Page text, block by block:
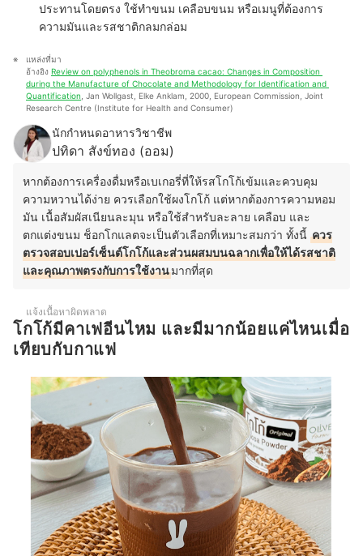
ประทานโดยตรง ใช้ทำขนม เคลือบขนม หรือเมนูที่ต้องการ
ความมันและรสชาติกลมกล่อม
แหล่งที่มา
อ้างอิง Review on polyphenols in Theobroma cacao: Changes in Composition
during the Manufacture of Chocolate and Methodology for Identification and
Quantification , Jan Wollgast, Elke Anklam, 2000, European Commission, Joint
Research Centre (Institute for Health and Consumer)
นักกำหนดอาหารวิชาชีพ
ปทิดา สังข์ทอง (ออม)
หากต้องการเครื่องดื่มหรือเบเกอรี่ที่ให้รสโกโก้เข้มและควบคุม
ความหวานได้ง่าย ควรเลือกใช้ผงโกโก้ แต่หากต้องการความหอม
มัน เนื้อสัมผัสเนียนละมุน หรือใช้สำหรับละลาย เคลือบ และ
ตกแต่งขนม ช็อกโกแลตจะเป็นตัวเลือกที่เหมาะสมกว่า ทั้งนี้ ควร
ตรวจสอบเปอร์เซ็นต์โกโก้และส่วนผสมบนฉลากเพื่อให้ได้รสชาติ
และคุณภาพตรงกับการใช้งานมากที่สุด
แจ้งเนื้อหาผิดพลาด
โกโก้มีคาเฟอีนไหม และมีมากน้อยแค่ไหนเมื่อ
เทียบกับกาแฟ